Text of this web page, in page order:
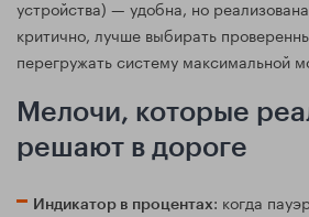
устройства) — удобна, но
критично, лучше выбирать
перегружать систему максимальной
Мелочи, которые
решают в дороге
Индикатор в процентах: когда